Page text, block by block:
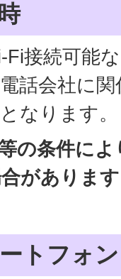
Fi接続可能
話会社に
なります。
の条件に
がありま
トフォ